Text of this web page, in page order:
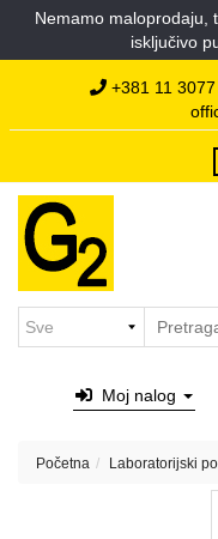
Nemamo maloprodaju,
isključivo
+381 11
Moj nalog
Kategorije
Laboratorijska
Laboratorijsko
staklo
papiri,
syringe
Početna Laboratorijski